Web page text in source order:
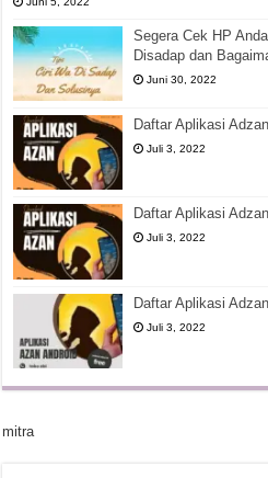
Segera Cek HP
Disadap dan
Juni 30, 2022
Daftar Aplikasi
Juli 3, 2022
Daftar Aplikasi
Juli 3, 2022
Daftar Aplikasi
Juli 3, 2022
mitra